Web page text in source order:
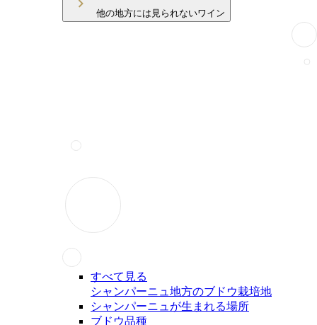
他の地方には見られないワイン
すべて見る
シャンパーニュ地方のブドウ栽培地
シャンパーニュが生まれる場所
ブドウ品種